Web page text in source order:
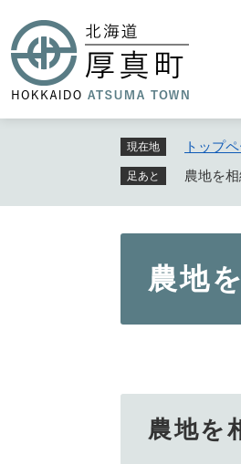
ジ
先
頭
現在地 トップ
足あと 農地を
農地
農地を